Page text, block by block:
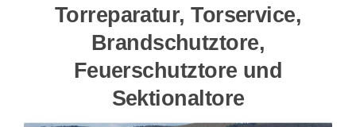
Torreparatur, Torservice,
Brandschutztore,
Feuerschutztore und
Sektionaltore